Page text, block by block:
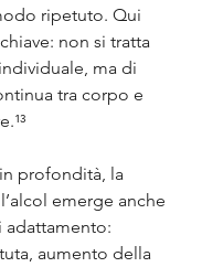
ripetuto. Qui
non si tratta
ma di
tra corpo e
profondità, la
emerge anche
adattamento:
aumento della